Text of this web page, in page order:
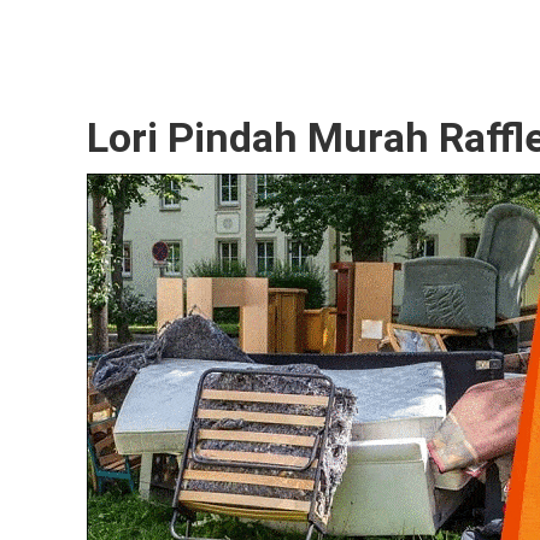
Lori Pindah Murah